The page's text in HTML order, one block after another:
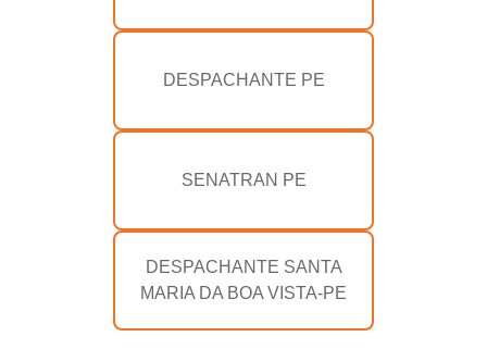
DESPACHANTE PE
SENATRAN PE
DESPACHANTE SANTA
MARIA DA BOA VISTA-PE